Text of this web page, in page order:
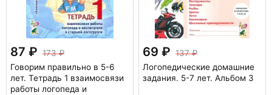
87
173
Говорим правильно в 5-6
лет. Тетрадь 1 взаимосвязи
работы логопеда и
69
137
Логопедические домашние
задания. 5-7 лет. Альбом 3